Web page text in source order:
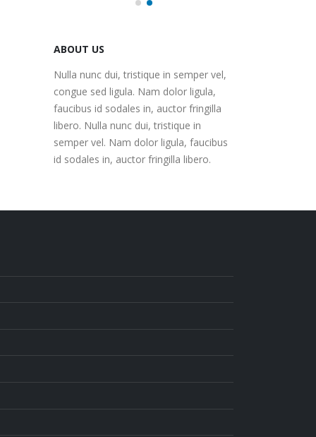
ABOUT US
Nulla nunc dui, tristique in semper vel,
congue sed ligula. Nam dolor ligula,
faucibus id sodales in, auctor fringilla
libero. Nulla nunc dui, tristique in
semper vel. Nam dolor ligula, faucibus
id sodales in, auctor fringilla libero.